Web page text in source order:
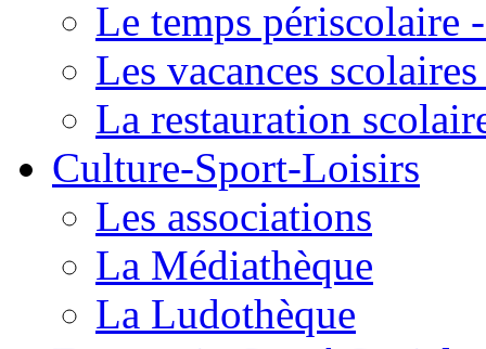
Le temps périscolaire
Les vacances
La restauration
Culture-Sport-Loisirs
Les associations
La Médiathèque
La Ludothèque